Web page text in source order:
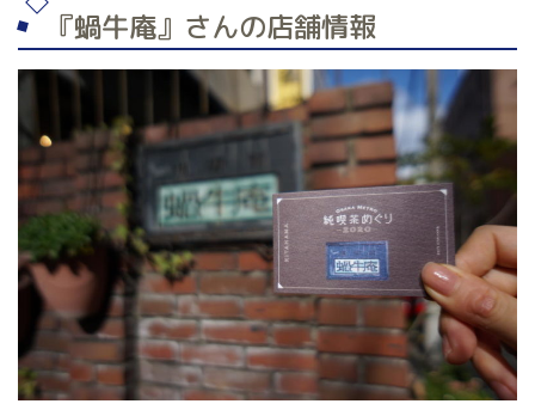
『蝸牛庵』さんの店舗情報